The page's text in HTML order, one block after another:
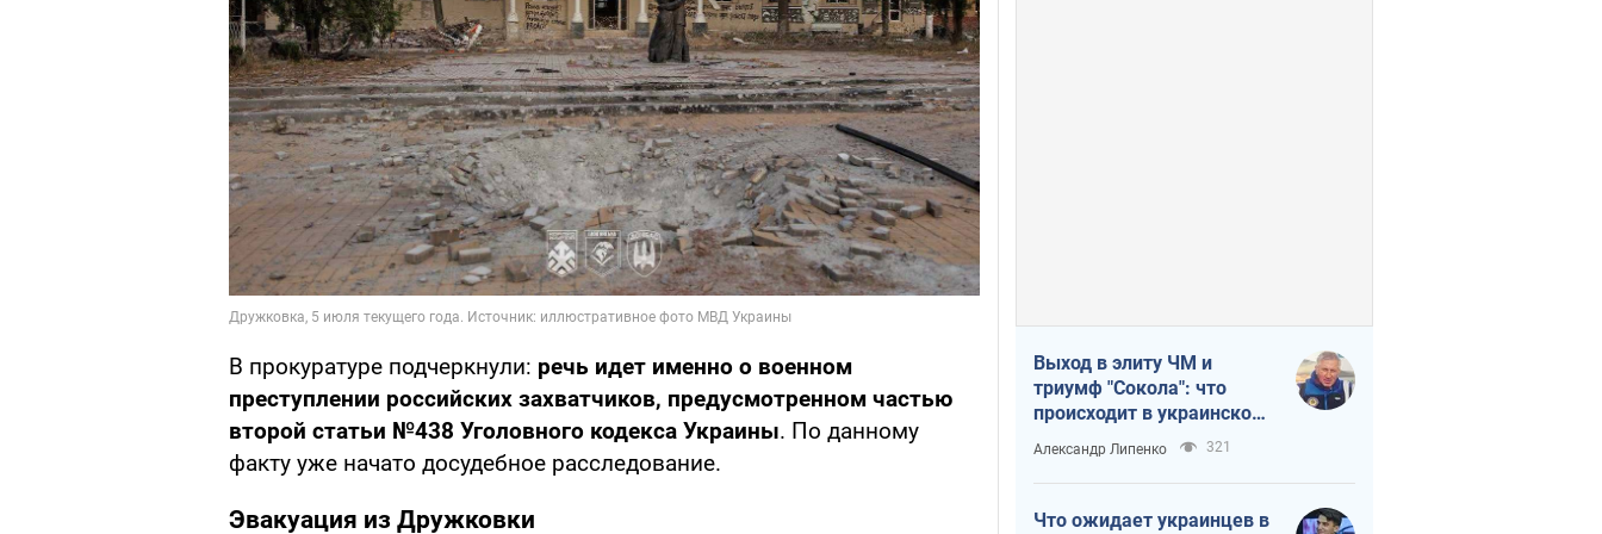
В прокуратуре подчеркнули: речь идет именно о военном
преступлении российских захватчиков, предусмотренном частью
второй статьи №438 Уголовного кодекса Украины. По данному
факту уже начато досудебное расследование.
Эвакуация из Дружковки
Выход в элиту ЧМ и
триумф "Сокола": что
происходит в украинском
хоккее
Александр Липенко 321
Что ожидает украинцев в